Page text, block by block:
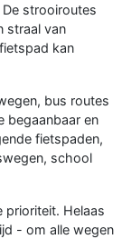
strooiroutes
straal van
kan
bus routes
begaanbaar en
fietspaden,
school
prioriteit. Helaas
- om alle wegen